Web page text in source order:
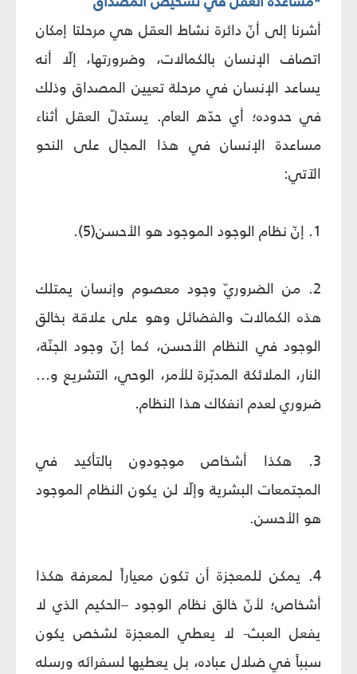
أشرنا إلى أنّ دائرة نشاط العقل هي مرحلتا إمكان
اتصاف الإنسان بالكمالات، وضرورتها، إلّا أنه
يساعد الإنسان في مرحلة تعيين المصداق وذلك
في حدوده؛ أي حدّه العام. يستدلّ العقل أثناء
مساعدة الإنسان في هذا المجال على النحو
الآتي:
1. إنّ نظام الوجود الموجود هو الأحسن(5).
2. من الضروريّ وجود معصوم وإنسان يمتلك
هذه الكمالات والفضائل وهو على علاقة بخالق
الوجود في النظام الأحسن، كما إنّ وجود الجنّة،
النار، الملائكة المدبّرة للأمر، الوحي، التشريع و...
ضروري لعدم انفكاك هذا النظام.
3. هكذا أشخاص موجودون بالتأكيد في
المجتمعات البشرية وإلّا لن يكون النظام الموجود
هو الأحسن.
4. يمكن للمعجزة أن تكون معياراً لمعرفة هكذا
أشخاص؛ لأنّ خالق نظام الوجود –الحكيم الذي لا
يفعل العبث- لا يعطي المعجزة لشخص يكون
سبباً في ضلال عباده، بل يعطيها لسفرائه ورسله